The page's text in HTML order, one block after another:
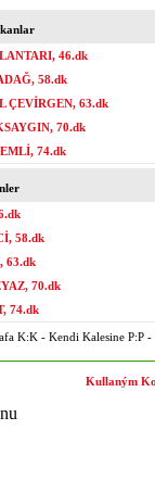
46.dk
58.dk
ÇEVİRGEN, 63.dk
70.dk
74.dk
58.dk
63.dk
70.dk
74.dk
K:K - Kendi Kalesine P:P -
Kullaným